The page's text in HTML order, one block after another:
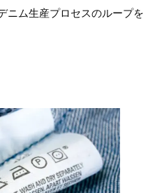
ニム生産プロセスのループを